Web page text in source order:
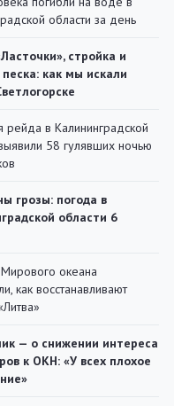
области за день
стройка и
как мы искали
рейда в Калининградской
58 гулявших ночью
грозы: погода в
области 6
океана
как восстанавливают
— о снижении интереса
к ОКН: «У всех плохое